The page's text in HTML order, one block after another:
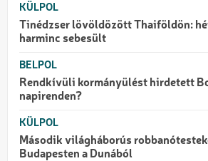
KÜLPOL
Tinédzser lövöldözött Thaiföldön:
harminc sebesült
BELPOL
Rendkívüli kormányülést hirdetett
napirenden?
KÜLPOL
Második világháborús
Budapesten a Dunából